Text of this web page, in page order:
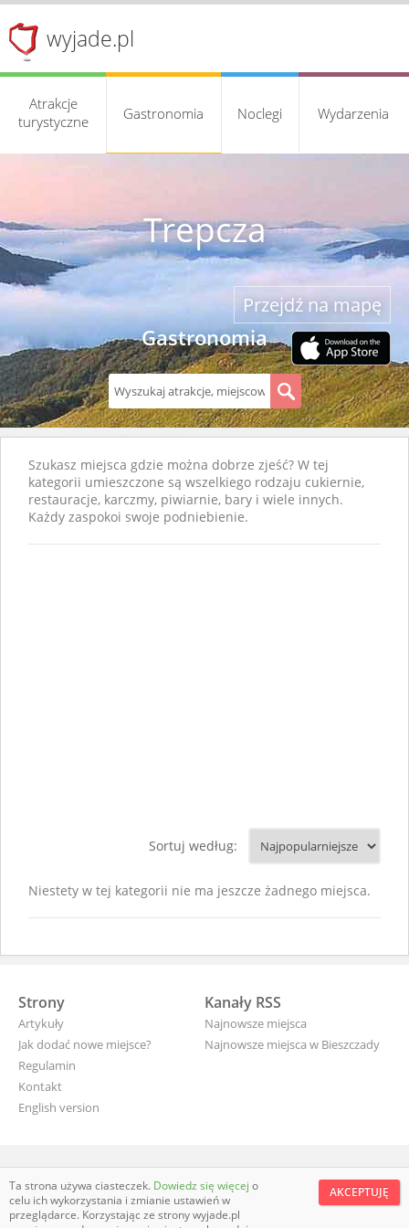
wyjade.pl
Atrakcje
turystyczne
Gastronomia Noclegi Wydarzenia
Trepcza
Gastronomia
Przejdź na mapę
Szukasz miejsca gdzie można dobrze zjeść? W tej
kategorii umieszczone są wszelkiego rodzaju cukiernie,
restauracje, karczmy, piwiarnie, bary i wiele innych.
Każdy zaspokoi swoje podniebienie.
Sortuj według:
Niestety w tej kategorii nie ma jeszcze żadnego miejsca.
Strony
Artykuły
Jak dodać nowe miejsce?
Regulamin
Kontakt
English version
Kanały RSS
Najnowsze miejsca
Najnowsze miejsca w Bieszczady
wyjade.pl - turystyczna Polska
AKCEPTUJĘ
Ta strona używa ciasteczek. Dowiedz się więcej o
celu ich wykorzystania i zmianie ustawień w
przeglądarce. Korzystając ze strony wyjade.pl